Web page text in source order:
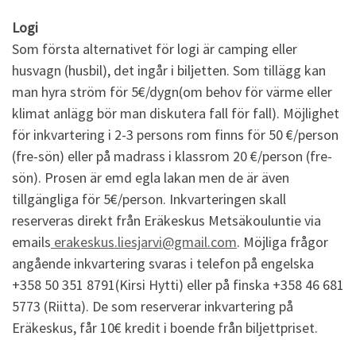
Logi
Som första alternativet för logi är camping eller
husvagn (husbil), det ingår i biljetten. Som tillägg kan
man hyra ström för 5€/dygn(om behov för värme eller
klimat anlägg bör man diskutera fall för fall). Möjlighet
för inkvartering i 2-3 persons rom finns för 50 €/person
(fre-sön) eller på madrass i klassrom 20 €/person (fre-
sön). Prosen är emd egla lakan men de är även
tillgängliga för 5€/person. Inkvarteringen skall
reserveras direkt från Eräkeskus Metsäkouluntie via
emails erakeskus.liesjarvi@gmail.com. Möjliga frågor
angående inkvartering svaras i telefon på engelska
+358 50 351 8791(Kirsi Hytti) eller på finska +358 46 681
5773 (Riitta). De som reserverar inkvartering på
Eräkeskus, får 10€ kredit i boende från biljettpriset.